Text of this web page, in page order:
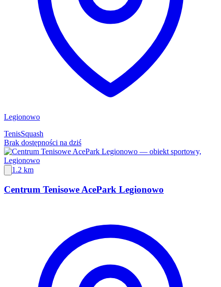
Legionowo
TenisSquash
Brak dostępności na dziś
1.2 km
Centrum Tenisowe AcePark Legionowo